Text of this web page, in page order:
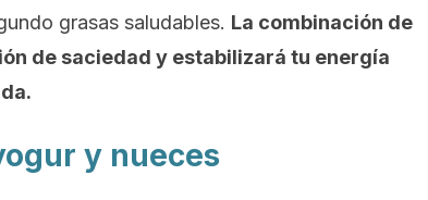
grasas saludables. La combinación de
de saciedad y estabilizará tu energía
y nueces